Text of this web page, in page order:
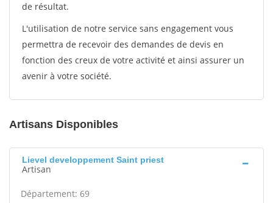
de résultat.
L'utilisation de notre service sans engagement vous
permettra de recevoir des demandes de devis en
fonction des creux de votre activité et ainsi assurer un
avenir à votre société.
Artisans Disponibles
Lievel developpement Saint priest
Artisan
Département: 69